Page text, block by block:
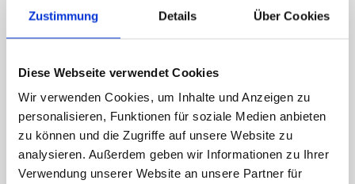
Zustimmung Details Über Cookies
Diese Webseite verwendet Cookies
Wir verwenden Cookies, um Inhalte und Anzeigen zu
personalisieren, Funktionen für soziale Medien anbieten
zu können und die Zugriffe auf unsere Website zu
analysieren. Außerdem geben wir Informationen zu Ihrer
Verwendung unserer Website an unsere Partner für
Einsteigerfreundlich
Krankenkassenzertifiziert
3 Monate CyberFitness Premium*
Erstattung nach
Kursabschluss
100%